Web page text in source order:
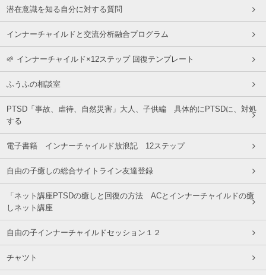
潜在意識を知る自分に対する質問
インナーチャイルドと交流分析融合プログラム
🌱 インナーチャイルド×12ステップ 回復テンプレート
ふうふの相談室
PTSD「事故、虐待、自然災害」大人、子供編 具体的にPTSDに、対処
する
電子書籍 インナーチャイルド放浪記 12ステップ
自由の子癒しの総合サイトライン友達登録
「ネット講座PTSDの癒しと回復の方法 ACとインナーチャイルドの癒
しネット講座
自由の子インナーチャイルドセッション１２
チャツト